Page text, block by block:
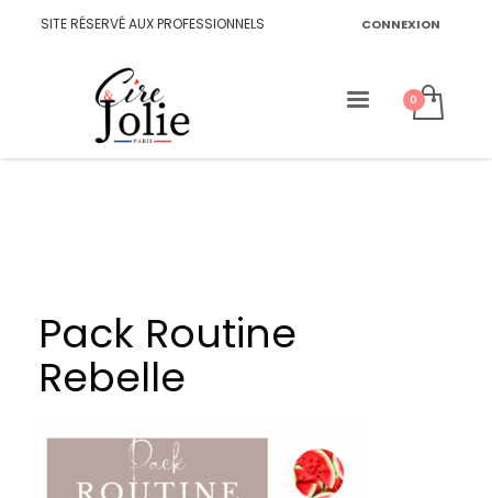
SITE RÉSERVÉ AUX PROFESSIONNELS CONNEXION
Pack Routine
Rebelle